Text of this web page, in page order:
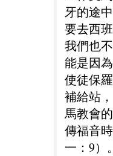
牙的途
要去西
我們也
能是因
使徒保
補給站
馬教會
傳福音
一：9）